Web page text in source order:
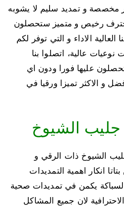
مخصصة و تمديد سليم لا يشوبه
رخيص و متميز ستحصلون
الاداء و التي توفر لكم
عالية، اتصلوا بنا
عليها فورا ودون اي
و الاكثر تميزا ورقيا في
الشيوخ
الشيوخ ذات الرقي و
انكار اهمية التمديدات
يكمن في تمديدات صحية
لان جميع المشاكل